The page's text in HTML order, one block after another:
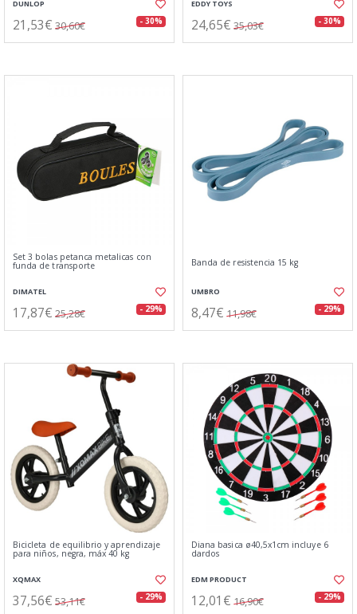
DUNLOP
21,53€ 30,60€ - 30%
EDDY TOYS
24,65€ 35,03€ - 30%
Set 3 bolas petanca metalicas con
funda de transporte
DIMATEL
17,87€ 25,28€ - 29%
Banda de resistencia 15 kg
UMBRO
8,47€ 11,98€ - 29%
Bicicleta de equilibrio y aprendizaje
para niños, negra, máx 40 kg
XQMAX
37,56€ 53,11€ - 29%
Diana basica ø40,5x1cm incluye 6
dardos
EDM PRODUCT
12,01€ 16,90€ - 29%